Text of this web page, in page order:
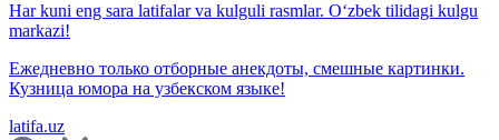
Har kuni eng sara latifalar va kulguli rasmlar. O‘zbek tilidagi kulgu
markazi!
Ежедневно только отборные анекдоты, смешные картинки.
Кузница юмора на узбекском языке!
latifa.uz